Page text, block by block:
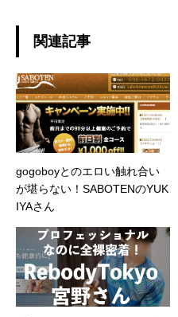
関連記事
gogoboyとのエロい触れ合い
が堪らない！SABOTENのYUK
IYAさん